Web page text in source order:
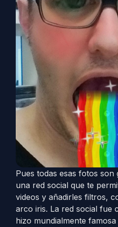
Pues todas esas fotos son
una red social que te
videos y añadirles filtros,
arco iris. La red social fue
hizo mundialmente famosa